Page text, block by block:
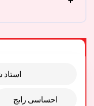
احساسی رایج